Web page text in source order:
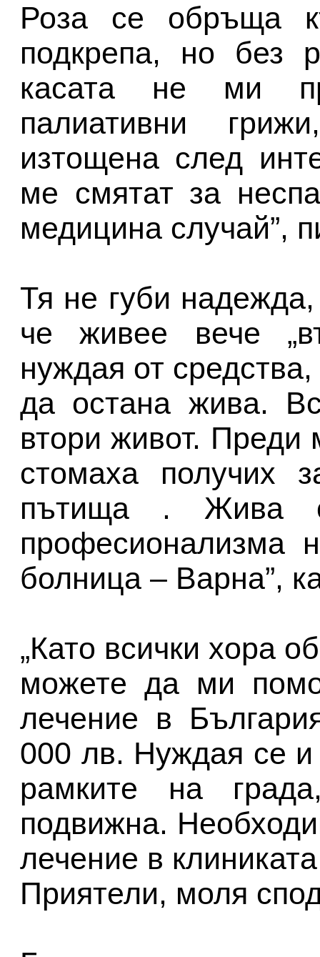
Роза се обръща
подкрепа, но без
касата не ми
палиативни
изтощена след
ме смятат за
медицина случай”,
Тя не губи
че живее вече
нуждая от
да остана жива.
втори живот. Преди
стомаха получих
пътища . Жива
професионализма
болница – Варна”,
„Като всички хора
можете да ми
лечение в
000 лв. Нуждая се и
рамките на
подвижна.
лечение в
Приятели, моля